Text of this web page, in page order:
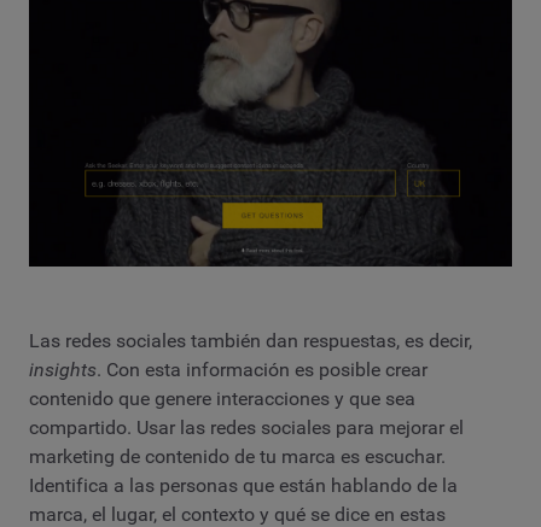
Las redes sociales también dan respuestas, es decir,
insights. Con esta información es posible crear
contenido que genere interacciones y que sea
compartido. Usar las redes sociales para mejorar el
marketing de contenido de tu marca es escuchar.
Identifica a las personas que están hablando de la
marca, el lugar, el contexto y qué se dice en estas